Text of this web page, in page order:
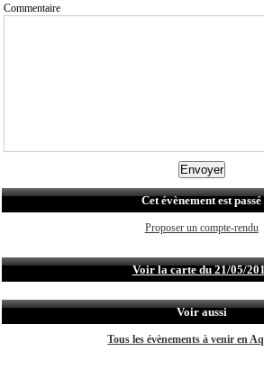
Commentaire
Cet évènement est passé
Proposer un compte-rendu
Voir la carte du 21/05/
Voir aussi
Tous les évènements à venir en